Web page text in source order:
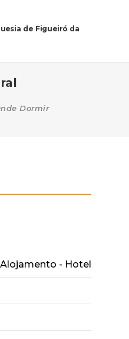
de Figueiró da
Dormir
Alojamento - Hotel